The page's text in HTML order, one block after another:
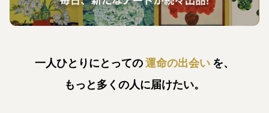
一人ひとりにとっての運命の出会い を、
もっと多くの人に届けたい。